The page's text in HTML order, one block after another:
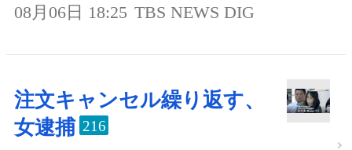
08月06日 18:25 TBS NEWS DIG
注文キャンセル繰り返す、
女逮捕 216